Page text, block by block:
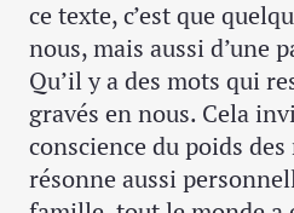
ce texte, c’est que
nous, mais aussi d’une
Qu’il y a des mots qui
gravés en nous. Cela
conscience du poids
résonne aussi